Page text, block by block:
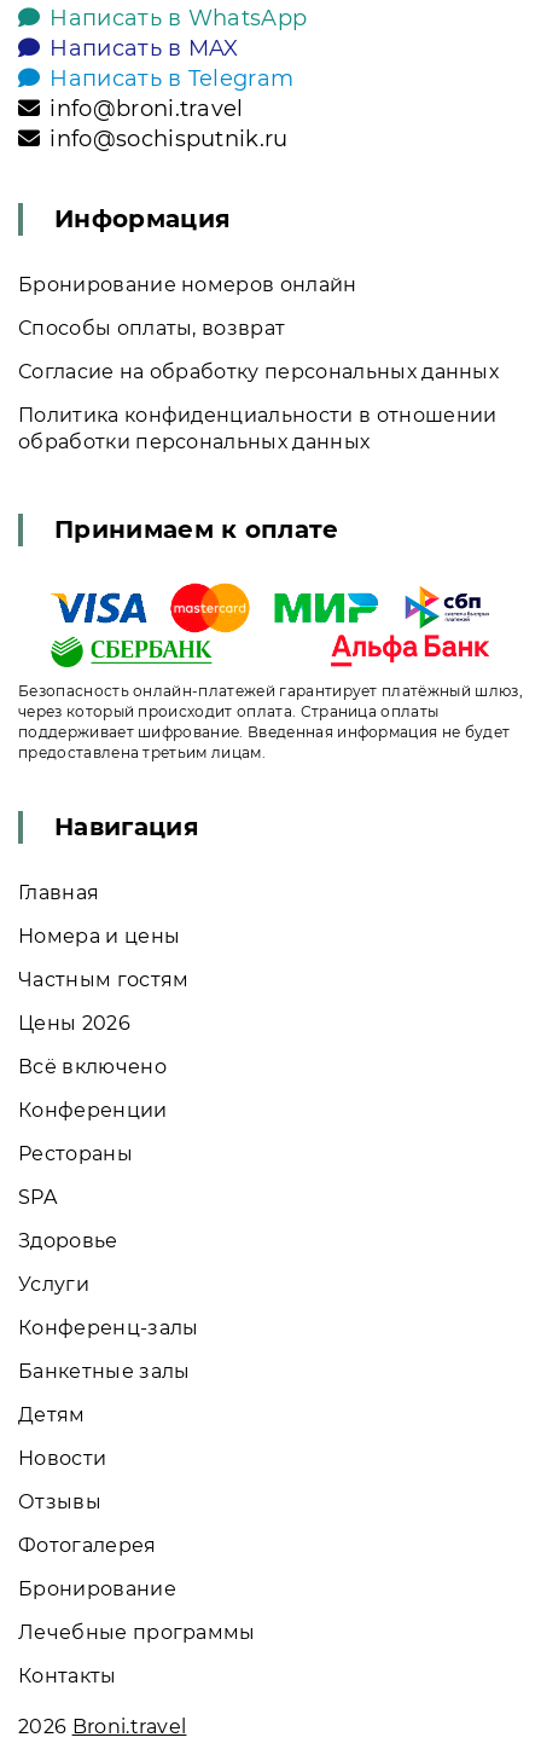
Написать в WhatsApp
Написать в MAX
Написать в Telegram
info@broni.travel
info@sochisputnik.ru
Информация
Бронирование номеров онлайн
Способы оплаты, возврат
Согласие на обработку персональных данных
Политика конфиденциальности в отношении
обработки персональных данных
Принимаем к оплате
Безопасность онлайн-платежей гарантирует платёжный шлюз,
через который происходит оплата. Страница оплаты
поддерживает шифрование. Введенная информация не будет
предоставлена третьим лицам.
Навигация
Главная
Номера и цены
Частным гостям
Цены 2026
Всё включено
Конференции
Рестораны
SPA
Здоровье
Услуги
Конференц-залы
Банкетные залы
Детям
Новости
Отзывы
Фотогалерея
Бронирование
Лечебные программы
Контакты
2026 Broni.travel